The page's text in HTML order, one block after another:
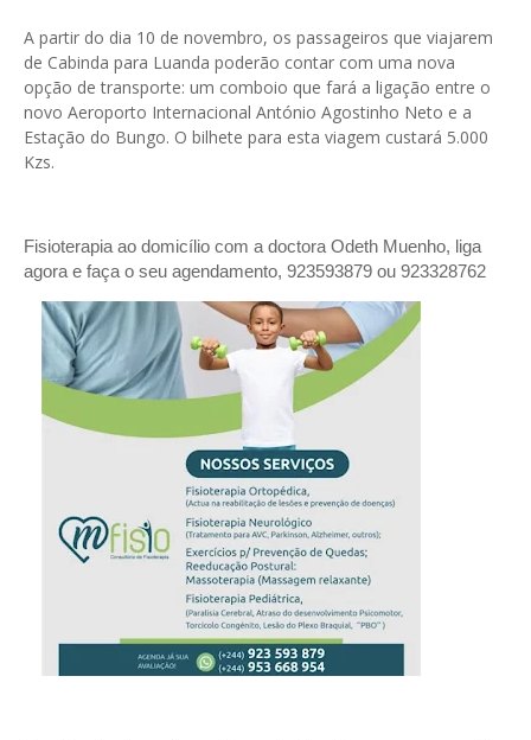
A partir do dia 10 de novembro, os passageiros que viajarem
de Cabinda para Luanda poderão contar com uma nova
opção de transporte: um comboio que fará a ligação entre o
novo Aeroporto Internacional António Agostinho Neto e a
Estação do Bungo. O bilhete para esta viagem custará 5.000
Kzs.
Fisioterapia ao domicílio com a doctora Odeth Muenho, liga
agora e faça o seu agendamento, 923593879 ou 923328762